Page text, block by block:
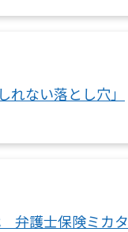
ない落とし穴」
弁護士保険ミカタ